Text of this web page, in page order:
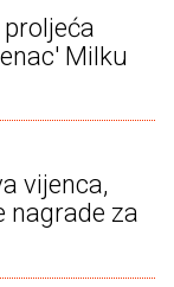
Milku
vijenca,
nagrade za